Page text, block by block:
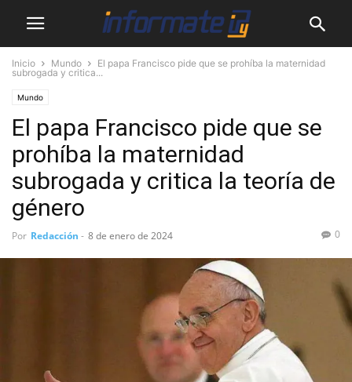
Inicio Mundo
El papa Francisco pide que se prohíba la maternidad
subrogada y critica...
Mundo
El papa Francisco pide que se
prohíba la maternidad
subrogada y critica la teoría de
género
Por Redacción - 8 de enero de 2024 0